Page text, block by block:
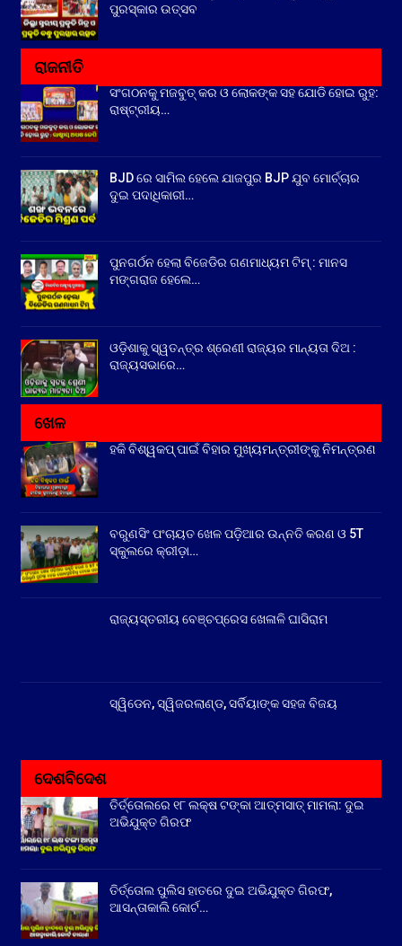
ପୁରସ୍କାର ଉତ୍ସବ
ରାଜନୀତି
ସଂଗଠନକୁ ମଜବୁତ୍ କର ଓ ଲୋକଙ୍କ ସହ ଯୋଡି ହୋଇ ରୁହ:
ରାଷ୍ଟ୍ରୀୟ…
BJD ରେ ସାମିଲ ହେଲେ ଯାଜପୁର BJP ଯୁବ ମୋର୍ଚ୍ଚାର
ଦୁଇ ପଦାଧିକାରୀ…
ପୁନଗର୍ଠନ ହେଲା ବିଜେଡିର ଗଣମାଧ୍ୟମ ଟିମ୍ : ମାନସ
ମଙ୍ଗରାଜ ହେଲେ…
ଓଡ଼ିଶାକୁ ସ୍ୱତନ୍ତ୍ର ଶ୍ରେଣୀ ରାଜ୍ୟର ମାନ୍ୟତା ଦିଅ :
ରାଜ୍ୟସଭାରେ…
ଖେଳ
ହକି ବିଶ୍ୱକପ୍ ପାଇଁ ବିହାର ମୁଖ୍ୟମନ୍ତ୍ରୀଙ୍କୁ ନିମନ୍ତ୍ରଣ
ବରୁଣସିଂ ପଂଚାୟତ ଖେଳ ପଡ଼ିଆର ଉନ୍ନତି କରଣ ଓ 5T
ସ୍କୁଲରେ କ୍ରୀଡ଼ା…
ରାଜ୍ୟସ୍ତରୀୟ ବେଞ୍ଚପ୍ରେସ ଖେଳାଳି ଘାସିରାମ
ସ୍ୱିଡେନ, ସ୍ୱିଜରଲାଣ୍ଡ, ସର୍ବିୟାଙ୍କ ସହଜ ବିଜୟ
ଦେଶବିଦେଶ
ତିର୍ତ୍ତୋଲରେ ୧୮ ଲକ୍ଷ ଟଙ୍କା ଆତ୍ମସାତ୍ ମାମଲା: ଦୁଇ
ଅଭିଯୁକ୍ତ ଗିରଫ
ତିର୍ତ୍ତୋଲ ପୁଲିସ ହାତରେ ଦୁଇ ଅଭିଯୁକ୍ତ ଗିରଫ,
ଆସନ୍ତାକାଲି କୋର୍ଟ…